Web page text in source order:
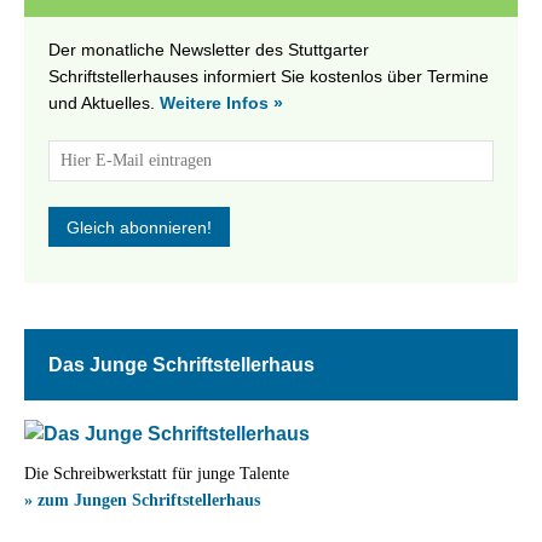
Der monatliche Newsletter des Stuttgarter
Schriftstellerhauses informiert Sie kostenlos über Termine
und Aktuelles. Weitere Infos »
Das Junge Schriftstellerhaus
Die Schreibwerkstatt für junge Talente
» zum Jungen Schriftstellerhaus